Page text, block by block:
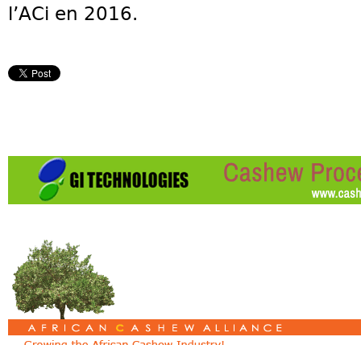
l’ACi en 2016.